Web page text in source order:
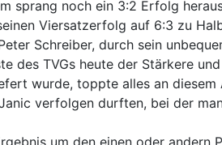
noch ein 3:2 Erfolg
Viersatzerfolg auf 6:3 zu
Schreiber, durch sein
des TVGs heute der Stärkere
wurde, toppte alles an
verfolgen durften, bei der
um den einen oder